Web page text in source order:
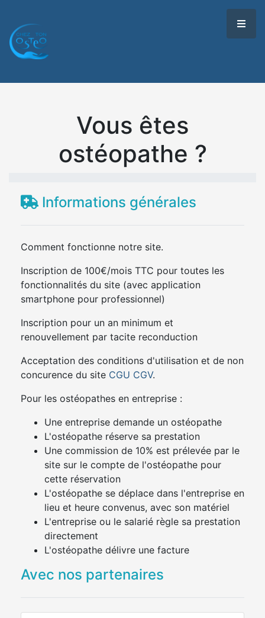
Vous êtes
ostéopathe ?
Informations générales
Comment fonctionne notre site.
Inscription de 100€/mois TTC pour toutes les
fonctionnalités du site (avec application
smartphone pour professionnel)
Inscription pour un an minimum et
renouvellement par tacite reconduction
Acceptation des conditions d'utilisation et de non
concurence du site CGU CGV.
Pour les ostéopathes en entreprise :
Une entreprise demande un ostéopathe
L'ostéopathe réserve sa prestation
Une commission de 10% est prélevée par le
site sur le compte de l'ostéopathe pour
cette réservation
L'ostéopathe se déplace dans l'entreprise en
lieu et heure convenus, avec son matériel
L'entreprise ou le salarié règle sa prestation
directement
L'ostéopathe délivre une facture
Avec nos partenaires